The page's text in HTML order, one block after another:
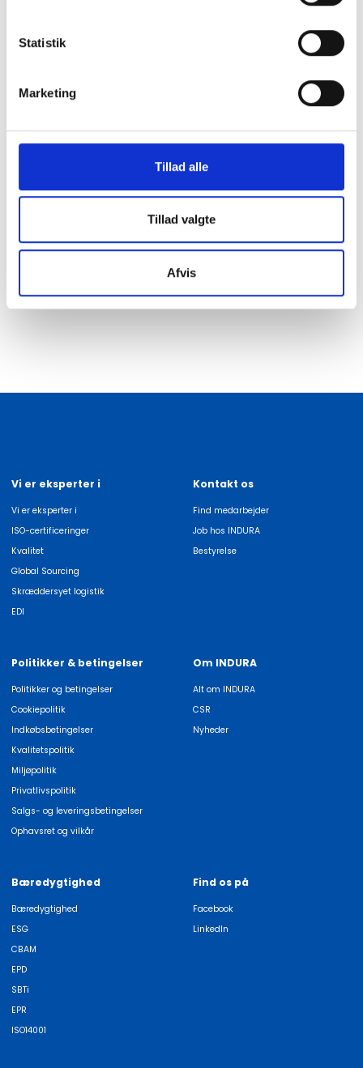
Statistik
Marketing
Tillad alle
Tillad valgte
Afvis
samarbejde med vores kunder og slutbrugere for at
forstå deres behov og ønsker om mere miljøvenlige
vil vi levere produkter og tjenester, der opfylder deres
forventninger til bæredygtighed og miljøvenlighed.
beslutninger og handlinger. Vi forpligter os til at stræbe
og til at overholde gældende lovgivning. Vi vil være en
positiv drivkraft for bæredygtighed inden for vores
branche og forsyningskæde, i tæt samarbejde med
vores kunder og slutbrugere.
Vi er eksperter i
Vi er eksperter i
ISO-certificeringer
Kvalitet
Global Sourcing
Skræddersyet logistik
EDI
Kontakt os
Find medarbejder
Job hos INDURA
Bestyrelse
Politikker & betingelser
Politikker og betingelser
Cookiepolitik
Indkøbsbetingelser
Kvalitetspolitik
Miljøpolitik
Privatlivspolitik
Salgs- og leveringsbetingelser
Ophavsret og vilkår
Om INDURA
Alt om INDURA
CSR
Nyheder
Bæredygtighed
Bæredygtighed
ESG
CBAM
EPD
SBTi
EPR
ISO14001
Find os på
Facebook
LinkedIn